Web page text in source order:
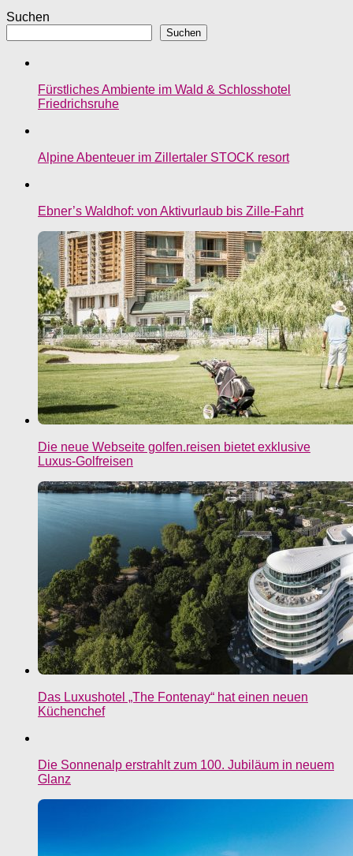
Suchen
Suchen
Fürstliches Ambiente im Wald & Schlosshotel
Friedrichsruhe
Alpine Abenteuer im Zillertaler STOCK resort
Ebner’s Waldhof: von Aktivurlaub bis Zille-Fahrt
Die neue Webseite golfen.reisen bietet exklusive
Luxus-Golfreisen
Das Luxushotel „The Fontenay“ hat einen neuen
Küchenchef
Die Sonnenalp erstrahlt zum 100. Jubiläum in neuem
Glanz